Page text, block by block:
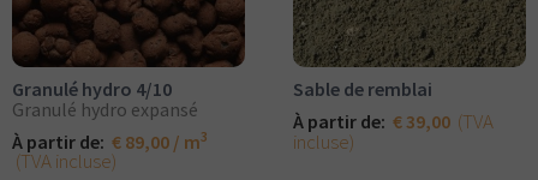
Granulé hydro 4/10
Granulé hydro expansé
À partir de: € 89,00 / m3
(TVA incluse)
Sable de remblai
À partir de: € 39,00 (TVA
incluse)